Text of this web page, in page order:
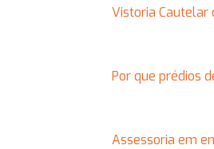
Vistoria
Por que prédios
Assessoria em